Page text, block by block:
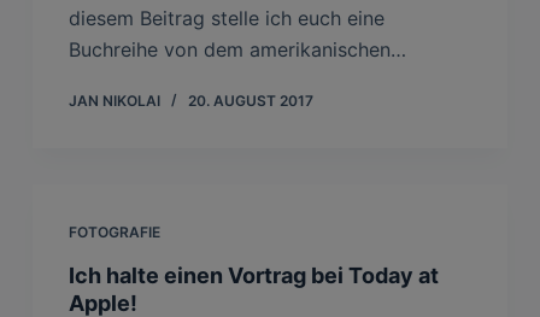
diesem Beitrag stelle ich euch eine
Buchreihe von dem amerikanischen…
JAN NIKOLAI 20. AUGUST 2017
FOTOGRAFIE
Ich halte einen Vortrag bei Today at
Apple!